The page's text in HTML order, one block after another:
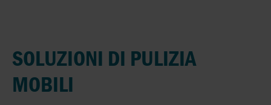
SOLUZIONI DI PULIZIA
MOBILI